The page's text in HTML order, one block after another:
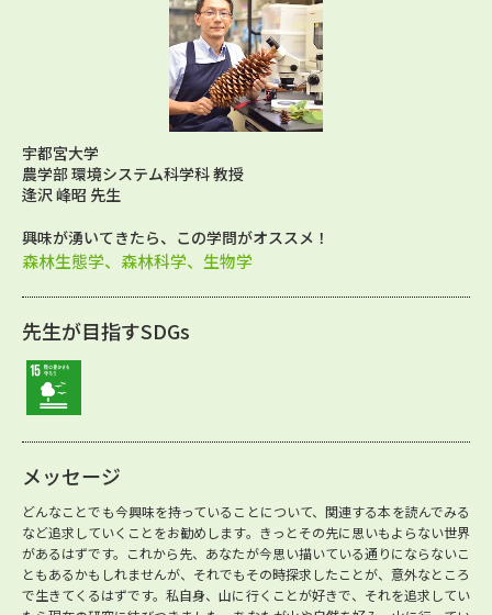
宇都宮大学
農学部 環境システム科学科 教授
逢沢 峰昭 先生
興味が湧いてきたら、この学問がオススメ！
森林生態学、森林科学、生物学
先生が目指すSDGs
メッセージ
どんなことでも今興味を持っていることについて、関連する本を読んでみる
など追求していくことをお勧めします。きっとその先に思いもよらない世界
があるはずです。これから先、あなたが今思い描いている通りにならないこ
ともあるかもしれませんが、それでもその時探求したことが、意外なところ
で生きてくるはずです。私自身、山に行くことが好きで、それを追求してい